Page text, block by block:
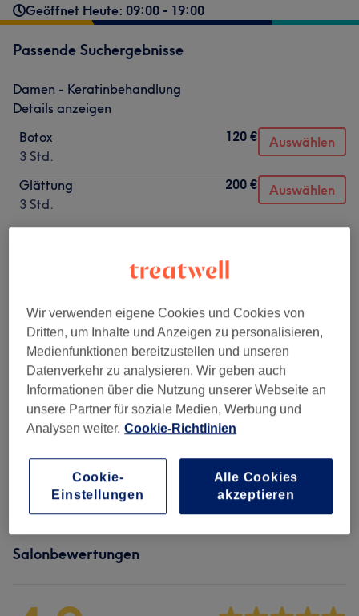
Geöffnet Heute: 09:00 - 19:00
Passende Suchergebnisse
Damen - Keratinbehandlung
Details anzeigen
Botox
3 Std.
120 € Auswählen
Glättung
3 Std.
200 € Auswählen
Nicht gefunden wonach du gesucht hast?
Damen - Haarschnitte & Stylings (4) ab 35 €
Damen - Farbe & Coloration (9) ab 55 €
Haarkuren & Pflege (1) 50 €
Herren - Haarschnitte & Stylings 11) ab 15 €
Salonbewertungen
Wir verwenden eigene Cookies und Cookies von
Dritten, um Inhalte und Anzeigen zu personalisieren,
Medienfunktionen bereitzustellen und unseren
Datenverkehr zu analysieren. Wir geben auch
Informationen über die Nutzung unserer Webseite an
unsere Partner für soziale Medien, Werbung und
Analysen weiter. Cookie-Richtlinien
Cookie-
Einstellungen
Alle Cookies
akzeptieren